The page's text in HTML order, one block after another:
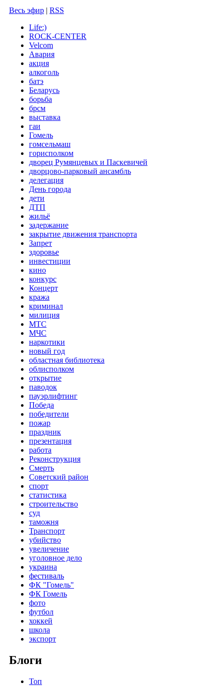
Весь эфир | RSS
Life:)
ROCK-CENTER
Velcom
Авария
акция
алкоголь
батэ
Беларусь
борьба
брсм
выставка
гаи
Гомель
гомсельмаш
горисполком
дворец Румянцевых и Паскевичей
дворцово-парковый ансамбль
делегация
День города
дети
ДТП
жильё
задержание
закрытие движения транспорта
Запрет
здоровье
инвестиции
кино
конкурс
Концерт
кража
криминал
милиция
МТС
МЧС
наркотики
новый год
областная библиотека
облисполком
открытие
паводок
пауэрлифтинг
Победа
победители
пожар
праздник
презентация
работа
Реконструкция
Смерть
Советский район
спорт
статистика
строительство
суд
таможня
Транспорт
убийство
увеличение
уголовное дело
украина
фестиваль
ФК "Гомель"
ФК Гомель
фото
футбол
хоккей
школа
экспорт
Блоги
Топ